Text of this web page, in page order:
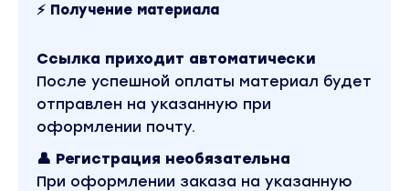
Что остаётся, когда убраны все точки
опоры?
Практическое погружение в чистую
осознанность, свободную от любых
Жизнь без фиксации
⚡ Получение материала
Ссылка приходит автоматически
После успешной оплаты материал будет
отправлен на указанную при
оформлении почту.
👤 Регистрация необязательна
При оформлении заказа на указанную